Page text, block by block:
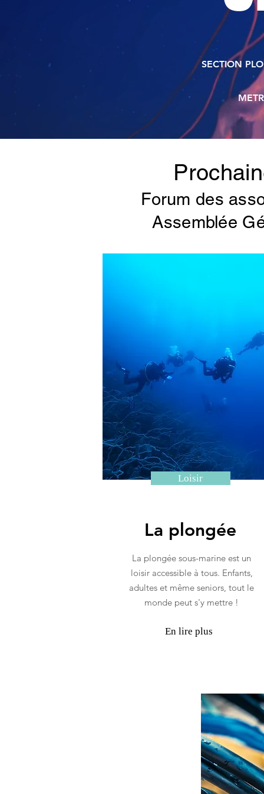
SECTION
Forum des
Assemblée
Loisir
La plongée
La plongée sous-marine est un
loisir accessible à tous. Enfants,
adultes et même seniors, tout le
monde peut s'y mettre !
En lire plus